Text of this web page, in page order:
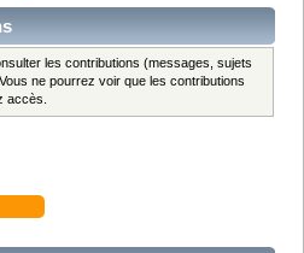
les contributions (messages, sujets
ne pourrez voir que les contributions
accès.